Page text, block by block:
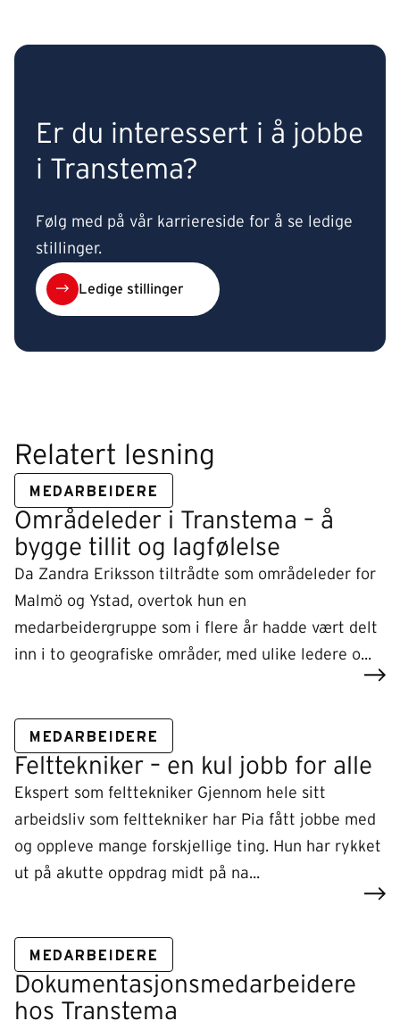
Er du interessert i å jobbe
i Transtema?
Følg med på vår karriereside for å se ledige
stillinger.
Ledige stillinger
Relatert lesning
MEDARBEIDERE
Områdeleder i Transtema – å
bygge tillit og lagfølelse
Da Zandra Eriksson tiltrådte som områdeleder for
Malmö og Ystad, overtok hun en
medarbeidergruppe som i flere år hadde vært delt
inn i to geografiske områder, med ulike ledere o...
MEDARBEIDERE
Felttekniker – en kul jobb for alle
Ekspert som felttekniker Gjennom hele sitt
arbeidsliv som felttekniker har Pia fått jobbe med
og oppleve mange forskjellige ting. Hun har rykket
ut på akutte oppdrag midt på na...
MEDARBEIDERE
Dokumentasjonsmedarbeidere
hos Transtema